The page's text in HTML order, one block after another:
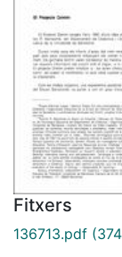
Fitxers
136713.pdf